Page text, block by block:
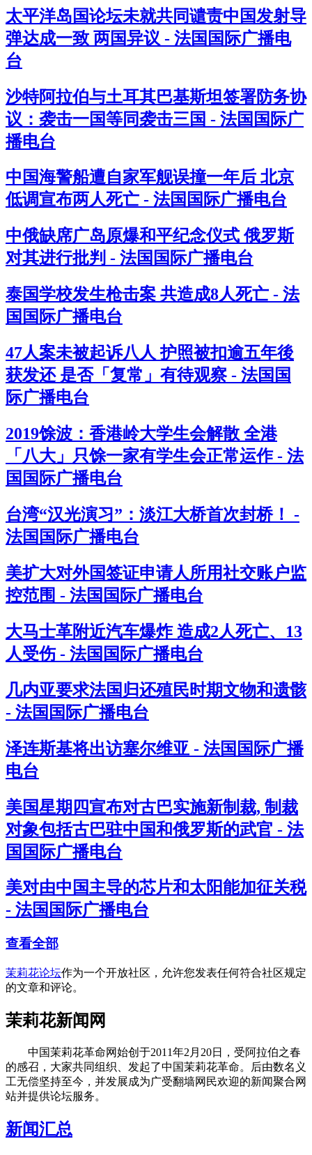
太平洋岛国论坛未就共同谴责中国发射导
弹达成一致 两国异议 - 法国国际广播电
台
沙特阿拉伯与土耳其巴基斯坦签署防务协
议：袭击一国等同袭击三国 - 法国国际广
播电台
中国海警船遭自家军舰误撞一年后 北京
低调宣布两人死亡 - 法国国际广播电台
中俄缺席广岛原爆和平纪念仪式 俄罗斯
对其进行批判 - 法国国际广播电台
泰国学校发生枪击案 共造成8人死亡 - 法
国国际广播电台
47人案未被起诉八人 护照被扣逾五年後
获发还 是否「复常」有待观察 - 法国国
际广播电台
2019馀波：香港岭大学生会解散 全港
「八大」只馀一家有学生会正常运作 - 法
国国际广播电台
台湾“汉光演习”：淡江大桥首次封桥！ -
法国国际广播电台
美扩大对外国签证申请人所用社交账户监
控范围 - 法国国际广播电台
大马士革附近汽车爆炸 造成2人死亡、13
人受伤 - 法国国际广播电台
几内亚要求法国归还殖民时期文物和遗骸
- 法国国际广播电台
泽连斯基将出访塞尔维亚 - 法国国际广播
电台
美国星期四宣布对古巴实施新制裁, 制裁
对象包括古巴驻中国和俄罗斯的武官 - 法
国国际广播电台
美对由中国主导的芯片和太阳能加征关税
- 法国国际广播电台
查看全部
茉莉花论坛作为一个开放社区，允许您发表任何符合社区规定
的文章和评论。
茉莉花新闻网
中国茉莉花革命网始创于2011年2月20日，受阿拉伯之春
的感召，大家共同组织、发起了中国茉莉花革命。后由数名义
工无偿坚持至今，并发展成为广受翻墙网民欢迎的新闻聚合网
站并提供论坛服务。
新闻汇总